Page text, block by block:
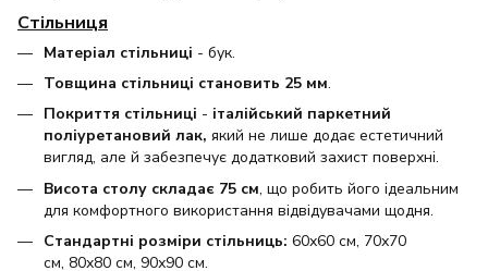
Стільниця
Матеріал стільниці - бук.
Товщина стільниці становить 25 мм.
Покриття стільниці - італійський паркетний
поліуретановий лак, який не лише додає естетичний
вигляд, але й забезпечує додатковий захист поверхні.
Висота столу складає 75 см, що робить його ідеальним
для комфортного використання відвідувачами щодня.
Стандартні розміри стільниць: 60х60 см, 70х70
см, 80х80 см, 90х90 см.